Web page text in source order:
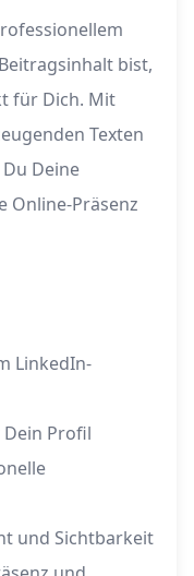
bist,
für Dich. Mit
Texten
Deine
Online-Präsenz
LinkedIn-
Profil
und Sichtbarkeit